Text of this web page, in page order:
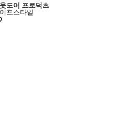
도어 프로덕츠
프스타일